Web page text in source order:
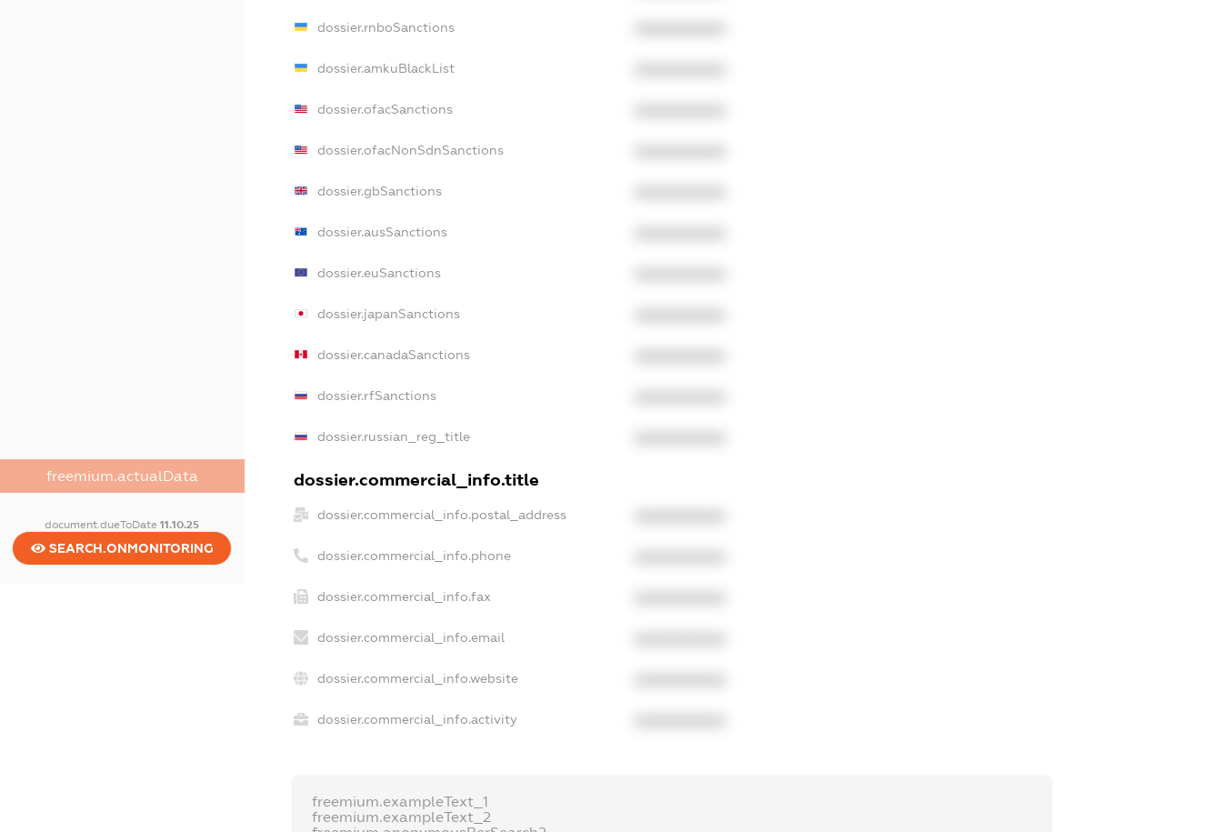
freemium.actualData
document.dueToDate11.10.25
SEARCH.ONMONITORING
dossier.rnboSanctions
dossier.amkuBlackList
dossier.ofacSanctions
dossier.ofacNonSdnSanctions
dossier.gbSanctions
dossier.ausSanctions
dossier.euSanctions
dossier.japanSanctions
dossier.canadaSanctions
dossier.rfSanctions
dossier.russian_reg_title
dossier.commercial_info.title
dossier.commercial_info.postal_address
dossier.commercial_info.phone
dossier.commercial_info.fax
dossier.commercial_info.email
dossier.commercial_info.website
dossier.commercial_info.activity
freemium.exampleText_1
freemium.exampleText_2